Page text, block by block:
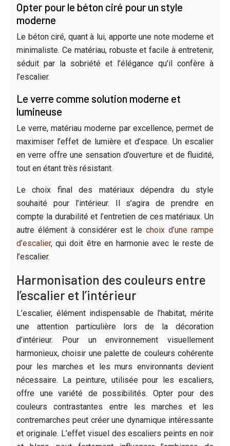
Opter pour le béton ciré pour un style
moderne
Le béton ciré, quant à lui, apporte une note moderne et
minimaliste. Ce matériau, robuste et facile à entretenir,
séduit par la sobriété et l’élégance qu’il confère à
l’escalier.
Le verre comme solution moderne et
lumineuse
Le verre, matériau moderne par excellence, permet de
maximiser l’effet de lumière et d’espace. Un escalier
en verre offre une sensation d’ouverture et de fluidité,
tout en étant très résistant.
Le choix final des matériaux dépendra du style
souhaité pour l’intérieur. Il s’agira de prendre en
compte la durabilité et l’entretien de ces matériaux. Un
autre élément à considérer est lechoix d’une rampe
d’escalier, qui doit être en harmonie avec le reste de
l’escalier.
Harmonisation des couleurs entre
l’escalier et l’intérieur
L’escalier, élément indispensable de l’habitat, mérite
une attention particulière lors de la décoration
d’intérieur. Pour un environnement visuellement
harmonieux, choisir une palette de couleurs cohérente
pour les marches et les murs environnants devient
nécessaire. La peinture, utilisée pour les escaliers,
offre une variété de possibilités. Opter pour des
couleurs contrastantes entre les marches et les
contremarches peut créer une dynamique intéressante
et originale. L’effet visuel des escaliers peints en noir